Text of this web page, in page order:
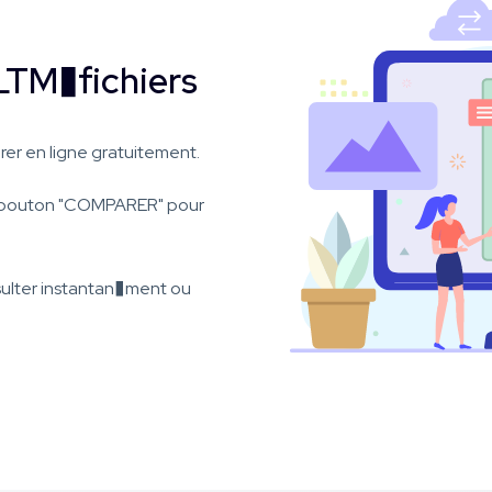
en ligne gratuitement.
"COMPARER" pour
instantan�ment ou